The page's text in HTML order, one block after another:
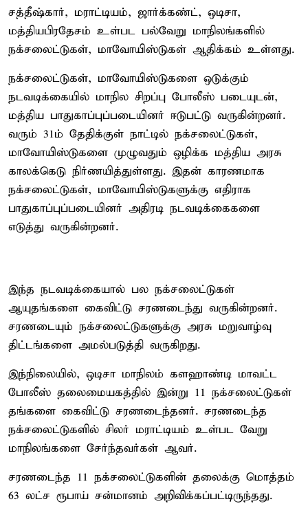
சத்தீஷ்கார், மராட்டியம், ஜார்க்கண்ட், ஒடிசா,
மத்தியபிரதேசம் உள்பட பல்வேறு மாநிலங்களில்
நக்சலைட்டுகள், மாவோயிஸ்டுகள் ஆதிக்கம் உள்ளது.
நக்சலைட்டுகள், மாவோயிஸ்டுகளை ஒடுக்கும்
நடவடிக்கையில் மாநில சிறப்பு போலீஸ் படையுடன்,
மத்திய பாதுகாப்புப்படையினர் ஈடுபட்டு வருகின்றனர்.
வரும் 31ம் தேதிக்குள் நாட்டில் நக்சலைட்டுகள்,
மாவோயிஸ்டுகளை முழுவதும் ஒழிக்க மத்திய அரசு
காலக்கெடு நிர்ணயித்துள்ளது. இதன் காரணமாக
நக்சலைட்டுகள், மாவோயிஸ்டுகளுக்கு எதிராக
பாதுகாப்புப்படையினர் அதிரடி நடவடிக்கைகளை
எடுத்து வருகின்றனர்.
இந்த நடவடிக்கையால் பல நக்சலைட்டுகள்
ஆயுதங்களை கைவிட்டு சரணடைந்து வருகின்றனர்.
சரணடையும் நக்சலைட்டுகளுக்கு அரசு மறுவாழ்வு
திட்டங்களை அமல்படுத்தி வருகிறது.
இந்நிலையில், ஒடிசா மாநிலம் களஹாண்டி மாவட்ட
போலீஸ் தலைமையகத்தில் இன்று 11 நக்சலைட்டுகள்
தங்களை கைவிட்டு சரணடைந்தனர். சரணடைந்த
நக்சலைட்டுகளில் சிலர் மராட்டியம் உள்பட வேறு
மாநிலங்களை சேர்ந்தவர்கள் ஆவர்.
சரணடைந்த 11 நக்சலைட்டுகளின் தலைக்கு மொத்தம்
63 லட்ச ரூபாய் சன்மானம் அறிவிக்கப்பட்டிருந்தது.